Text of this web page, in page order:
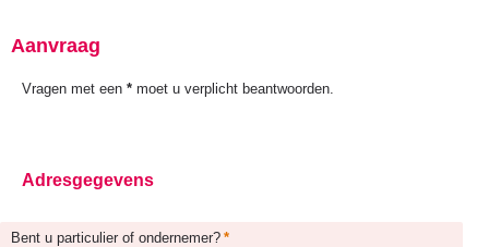
Aanvraag
Vragen met een * moet u verplicht beantwoorden.
Adresgegevens
Bent u particulier of ondernemer?